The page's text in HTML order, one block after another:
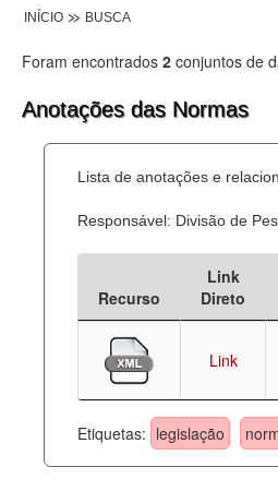
Lei de Acesso à Informação
Dados Governamentais Abertos
Processo Legislativo
Deputados Estaduais
Administração
Legislação
Perguntas frequentes
INÍCIO BUSCA
Foram encontrados 2 conjuntos de
Anotações das Normas
Lista de anotações e
Responsável: Divisão de
Recurso
Link
Direto
Link
Etiquetas: legislação